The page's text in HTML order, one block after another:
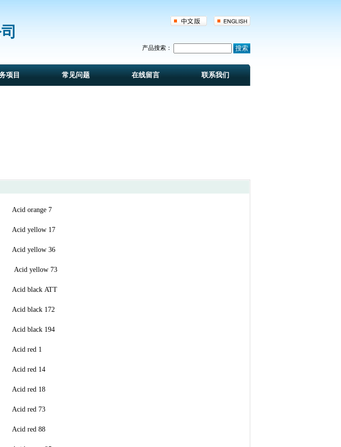
产品搜索：
项目 常见问题 在线留言 联系我们
Acid orange 7
Acid yellow 17
Acid yellow 36
Acid yellow 73
Acid black ATT
Acid black 172
Acid black 194
Acid red 1
Acid red 14
Acid red 18
Acid red 73
Acid red 88